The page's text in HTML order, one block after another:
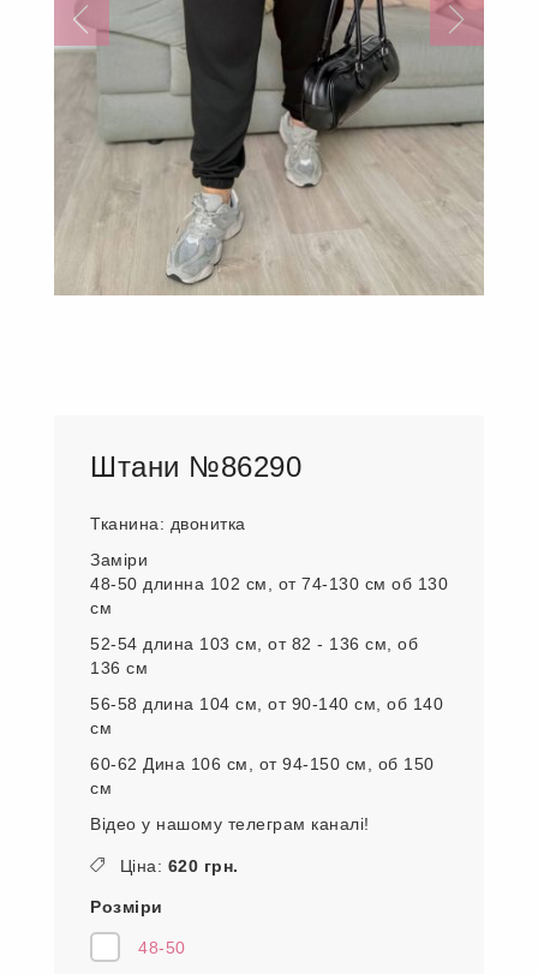
Штани №86290
Тканина: двонитка
Заміри
48-50 длинна 102 см, от 74-130 см об 130
см
52-54 длина 103 см, от 82 - 136 см, об
136 см
56-58 длина 104 см, от 90-140 см, об 140
см
60-62 Дина 106 см, от 94-150 см, об 150
см
Відео у нашому телеграм каналі!
Ціна: 620 грн.
Розміри
48-50